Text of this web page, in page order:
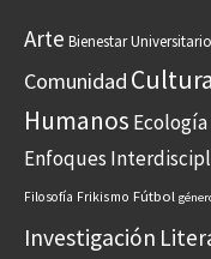
Arte Bienestar Universitario
Comunidad Cultura
Humanos Ecología
Enfoques
Filosofía Frikismo Fútbol
Investigación